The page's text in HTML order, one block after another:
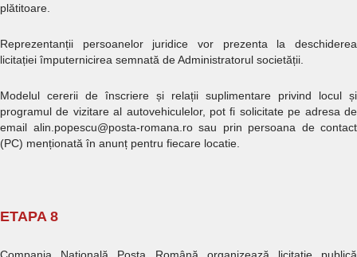
plătitoare.
Reprezentanții persoanelor juridice vor prezenta la deschiderea
licitației împuternicirea semnată de Administratorul societății.
Modelul cererii de înscriere și relații suplimentare privind locul și
programul de vizitare al autovehiculelor, pot fi solicitate pe adresa de
email alin.popescu@posta-romana.ro sau prin persoana de contact
(PC) menționată în anunț pentru fiecare locatie.
ETAPA 8